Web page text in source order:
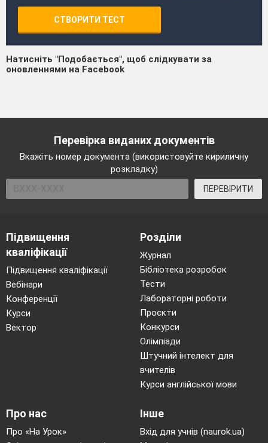
СТВОРИТИ ТЕСТ
Натисніть "Подобається", щоб слідкувати за
оновленнями на Facebook
Перевірка виданих документів
Вкажіть номер документа (використовуйте кириличну
розкладку)
ПЕРЕВІРИТИ
Підвищення
кваліфікації
Підвищення кваліфікації
Вебінари
Конференції
Курси
Вектор
Розділи
Журнал
Бібліотека розробок
Тести
Лабораторні роботи
Проєкти
Конкурси
Олімпіади
Штучний інтелект для
вчителів
Курси англійської мови
Про нас
Про «На Урок»
Інше
Вхід для учнів (naurok.ua)